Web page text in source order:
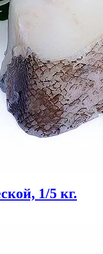
1/5 кг.